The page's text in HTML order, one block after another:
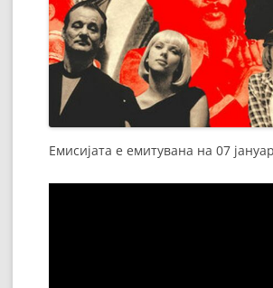
Емисијата е емитувана на 07